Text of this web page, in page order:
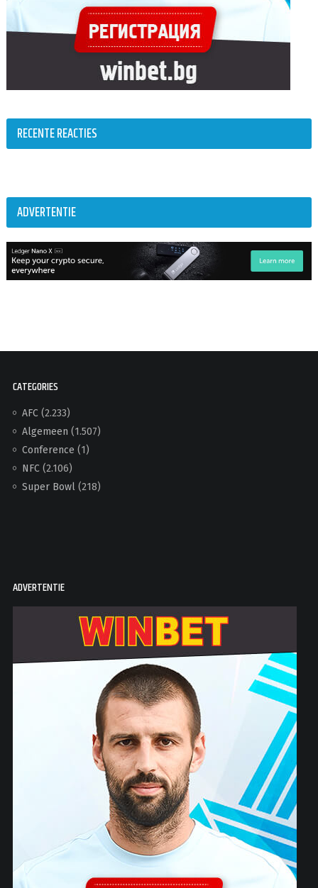
RECENTE REACTIES
ADVERTENTIE
CATEGORIES
AFC(2.233)
Algemeen (1.507)
Conference (1)
NFC(2.106)
Super Bowl(218)
ADVERTENTIE